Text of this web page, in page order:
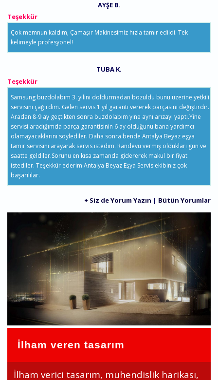
AYŞE B.
Teşekkür
Çok memnun kaldım, Çamaşır Makinesimiz hızla tamir edildi. Tek
kelimeyle profesyonel!
TUBA K.
Teşekkür
Samsung buzdolabım 3. yılını doldurmadan bozuldu bunu üzerine yetkili
servisini çağırdım. Gelen servis 1 yıl garanti vererek parçasını değiştirdir.
Aradan 8-9 ay geçtikten sonra buzdolabım yine aynı arızayı yaptı.Yine
servisi aradığımda parça garantisinin 6 ay olduğunu bana yardımcı
olamayacaklarını söylediler. Daha sonra bende Antalya Beyaz eşya
tamir servisini arayarak servis istedim. Randevu vermiş oldukları gün ve
saatte geldiler.Sorunu en kısa zamanda gidererek makul bir fiyat
istediler. Teşekkür ederim Antalya Beyaz Eşya Servis ekibiniz çok
başarılılar.
+ Siz de Yorum Yazın | Bütün Yorumlar
İlham veren tasarım
İlham verici tasarım, mühendislik harikası,